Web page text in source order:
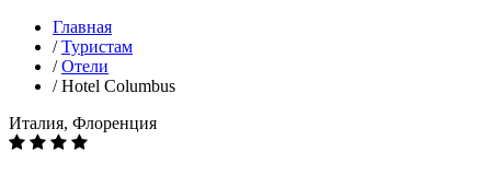
Главная
/Туристам
/Отели
/Hotel Columbus
Италия, Флоренция